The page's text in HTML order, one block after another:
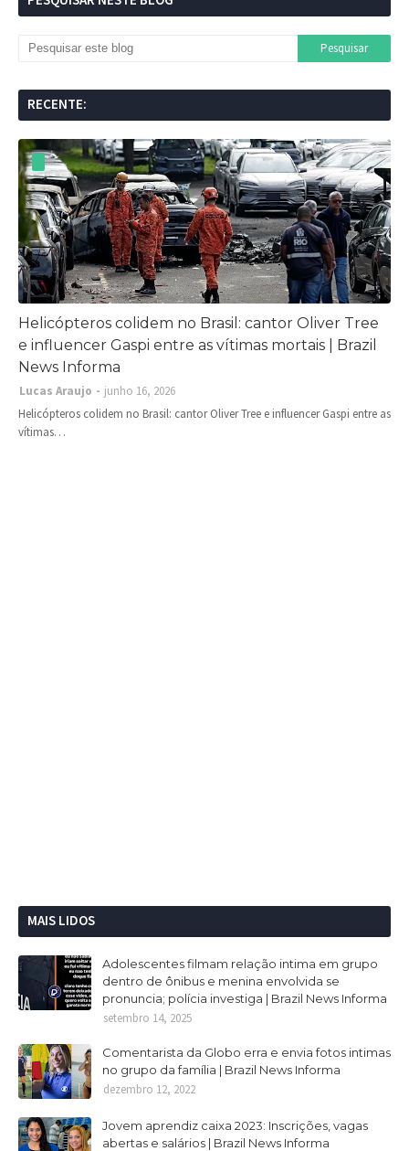
RECENTE:
Helicópteros colidem no Brasil: cantor Oliver Tree
e influencer Gaspi entre as vítimas mortais | Brazil
News Informa
Lucas Araujo
junho 16, 2026
Helicópteros colidem no Brasil: cantor Oliver Tree e influencer Gaspi entre as
vítimas…
MAIS LIDOS
Adolescentes filmam relação intima em grupo
dentro de ônibus e menina envolvida se
pronuncia; polícia investiga | Brazil News Informa
setembro 14, 2025
Comentarista da Globo erra e envia fotos intimas
no grupo da família | Brazil News Informa
dezembro 12, 2022
Jovem aprendiz caixa 2023: Inscrições, vagas
abertas e salários | Brazil News Informa